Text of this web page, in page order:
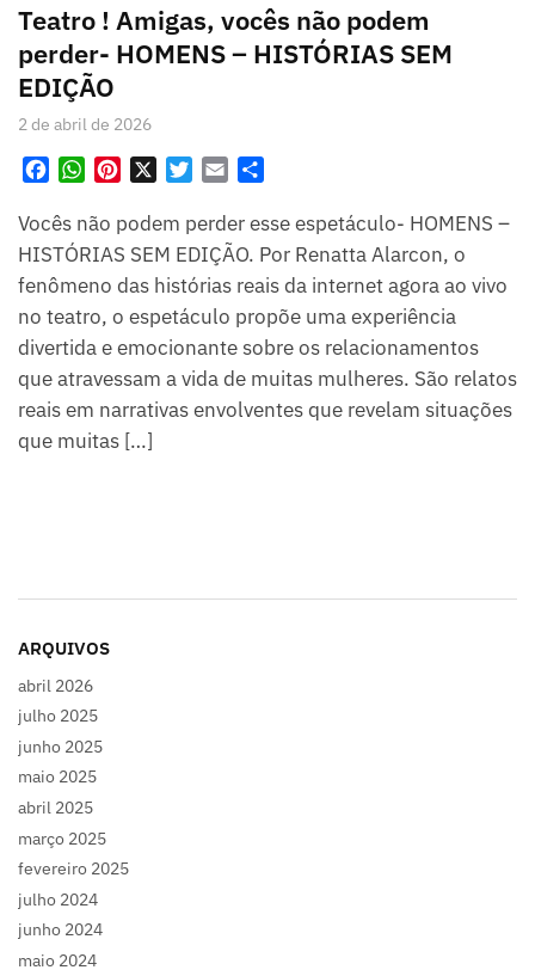
Teatro ! Amigas, vocês não podem
perder- HOMENS – HISTÓRIAS SEM
EDIÇÃO
2 de abril de 2026
c
e
b
o
o
k
W
a
t
A
p
p
n
t
e
r
e
s
t
i
t
t
e
r
a
i
a
r
e
Vocês não podem perder esse espetáculo- HOMENS –
HISTÓRIAS SEM EDIÇÃO. Por Renatta Alarcon, o
fenômeno das histórias reais da internet agora ao vivo
no teatro, o espetáculo propõe uma experiência
divertida e emocionante sobre os relacionamentos
que atravessam a vida de muitas mulheres. São relatos
reais em narrativas envolventes que revelam situações
que muitas […]
ARQUIVOS
abril 2026
julho 2025
junho 2025
maio 2025
abril 2025
março 2025
fevereiro 2025
julho 2024
junho 2024
maio 2024